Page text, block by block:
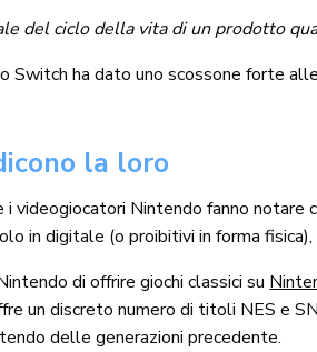
del ciclo della vita di un prodotto
Switch ha dato uno scossone forte
la loro
i videogiocatori Nintendo fanno notare
in digitale (o proibitivi in ​​forma
di offrire giochi classici su
un discreto numero di titoli NES e
delle generazioni precedente.